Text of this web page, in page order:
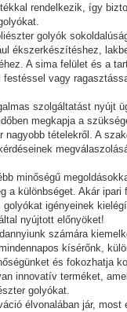
rendelkezik, így
golyók
ékszerkészítéshez,
A sima felület és a
festéssel vagy
szolgáltatást nyújt
megkapja a
tételekről. A
minőségű
a különbséget. Akár ipari
igényeinek
nyújtott előnyöket!
számára
kísérőnk,
és fokozhatja
innovatív terméket,
golyókat.
élvonalában jár, most